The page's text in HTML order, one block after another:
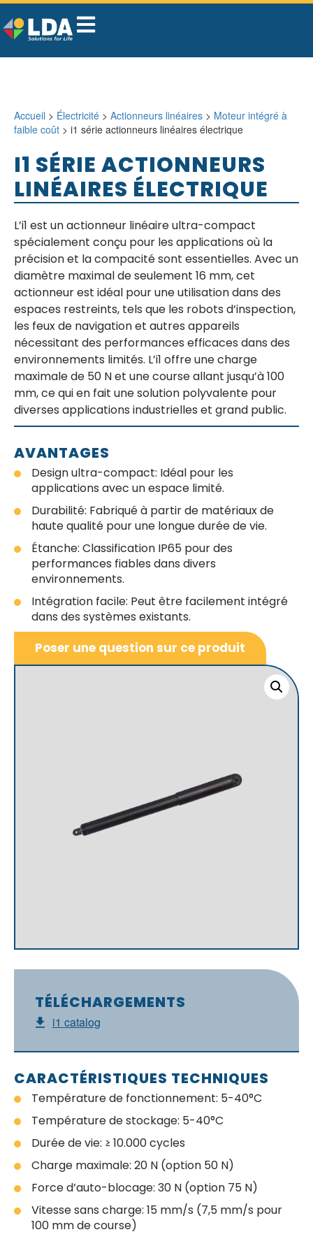
Accueil > Électricité > Actionneurs linéaires > Moteur intégré à
faible coût > i1 série actionneurs linéaires électrique
TÉLÉCHARGEMENTS
i1 catalog
CARACTÉRISTIQUES TECHNIQUES
Température de fonctionnement: 5-40°C
Température de stockage: 5-40°C
Durée de vie: ≥ 10.000 cycles
Charge maximale: 20 N (option 50 N)
Force d’auto-blocage: 30 N (option 75 N)
Vitesse sans charge: 15 mm/s (7,5 mm/s pour
100 mm de course)
I1 SÉRIE ACTIONNEURS
LINÉAIRES ÉLECTRIQUE
L’i1 est un actionneur linéaire ultra-compact
spécialement conçu pour les applications où la
précision et la compacité sont essentielles. Avec un
diamètre maximal de seulement 16 mm, cet
actionneur est idéal pour une utilisation dans des
espaces restreints, tels que les robots d’inspection,
les feux de navigation et autres appareils
nécessitant des performances efficaces dans des
environnements limités. L’i1 offre une charge
maximale de 50 N et une course allant jusqu’à 100
mm, ce qui en fait une solution polyvalente pour
diverses applications industrielles et grand public.
AVANTAGES
Design ultra-compact: Idéal pour les
applications avec un espace limité.
Durabilité: Fabriqué à partir de matériaux de
haute qualité pour une longue durée de vie.
Étanche: Classification IP65 pour des
performances fiables dans divers
environnements.
Intégration facile: Peut être facilement intégré
dans des systèmes existants.
Poser une question sur ce produit